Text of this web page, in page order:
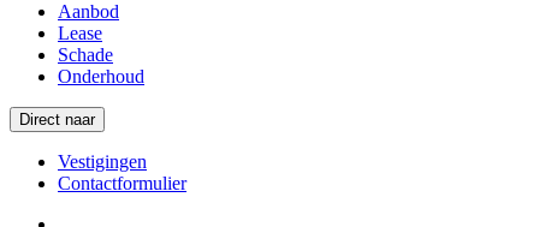
Aanbod
Lease
Schade
Onderhoud
Direct naar
Vestigingen
Contactformulier